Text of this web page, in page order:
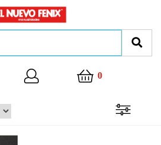
0